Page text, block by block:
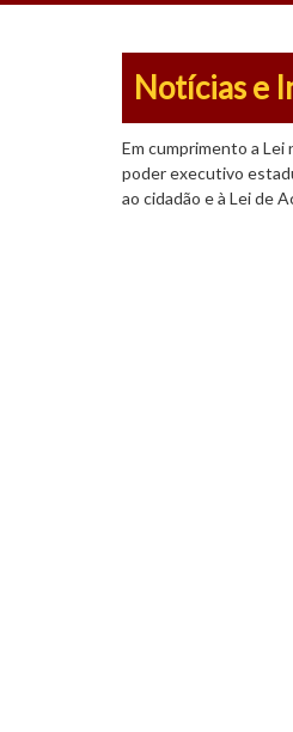
Notícias e
Em cumprimento a
poder executivo
ao cidadão e à Lei de